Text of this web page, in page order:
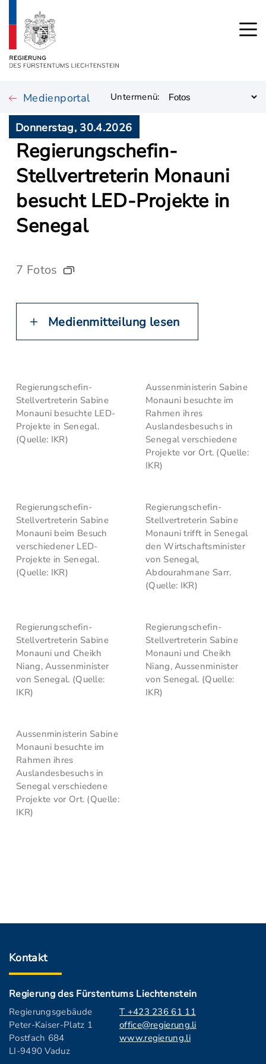
Medienportal Untermenü:
Donnerstag, 30.4.2026
Regierungschefin-
Stellvertreterin Monauni
besucht LED-Projekte in
Senegal
7 Fotos
Medienmitteilung lesen
Regierungschefin-
Stellvertreterin Sabine
Monauni besuchte LED-
Projekte in Senegal.
(Quelle: IKR)
Aussenministerin Sabine
Monauni besuchte im
Rahmen ihres
Auslandesbesuchs in
Senegal verschiedene
Projekte vor Ort. (Quelle:
IKR)
Regierungschefin-
Stellvertreterin Sabine
Monauni beim Besuch
verschiedener LED-
Projekte in Senegal.
(Quelle: IKR)
Regierungschefin-
Stellvertreterin Sabine
Monauni trifft in Senegal
den Wirtschaftsminister
von Senegal,
Abdourahmane Sarr.
(Quelle: IKR)
Regierungschefin-
Stellvertreterin Sabine
Monauni und Cheikh
Niang, Aussenminister
von Senegal. (Quelle:
IKR)
Regierungschefin-
Stellvertreterin Sabine
Monauni und Cheikh
Niang, Aussenminister
von Senegal. (Quelle:
IKR)
Aussenministerin Sabine
Monauni besuchte im
Rahmen ihres
Auslandesbesuchs in
Senegal verschiedene
Projekte vor Ort. (Quelle:
IKR)
Kontakt
Regierung des Fürstentums Liechtenstein
Regierungsgebäude
Peter-Kaiser-Platz 1
Postfach 684
LI-9490 Vaduz
T +423 236 61 11
office@regierung.li
www.regierung.li